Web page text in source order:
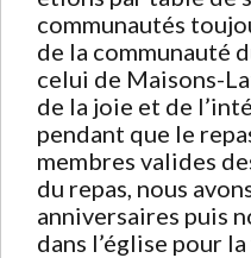
communautés
de la communauté
celui de Maisons-
de la joie et de
pendant que le
membres valides
du repas, nous
anniversaires puis
dans l’église pour